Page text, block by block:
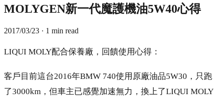
MOLYGEN新一代魔護機油5W40心得
2017/03/23 · 1 min read
LIQUI MOLY配合保養廠，回饋使用心得：
客戶目前這台2016年BMW 740使用原廠油品5W30，只跑
了3000km，但車主已感覺加速無力，換上了LIQUI MOLY